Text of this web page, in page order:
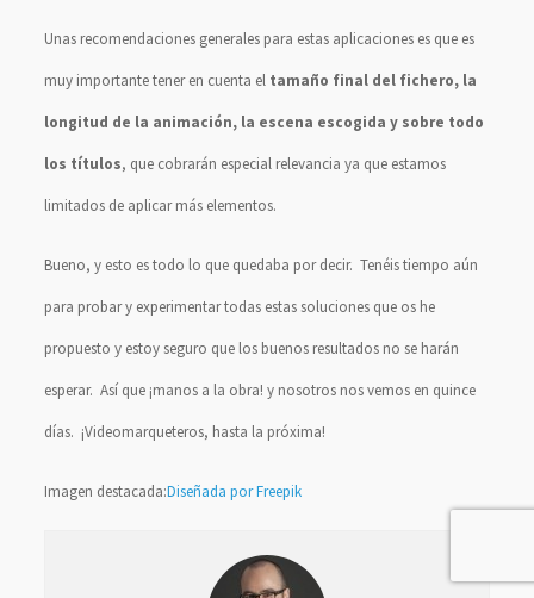
Unas recomendaciones generales para estas aplicaciones es que es
muy importante tener en cuenta el tamaño final del fichero, la
longitud de la animación, la escena escogida y sobre todo
los títulos, que cobrarán especial relevancia ya que estamos
limitados de aplicar más elementos.
Bueno, y esto es todo lo que quedaba por decir. Tenéis tiempo aún
para probar y experimentar todas estas soluciones que os he
propuesto y estoy seguro que los buenos resultados no se harán
esperar. Así que ¡manos a la obra! y nosotros nos vemos en quince
días. ¡Videomarqueteros, hasta la próxima!
Imagen destacada:Diseñada por Freepik